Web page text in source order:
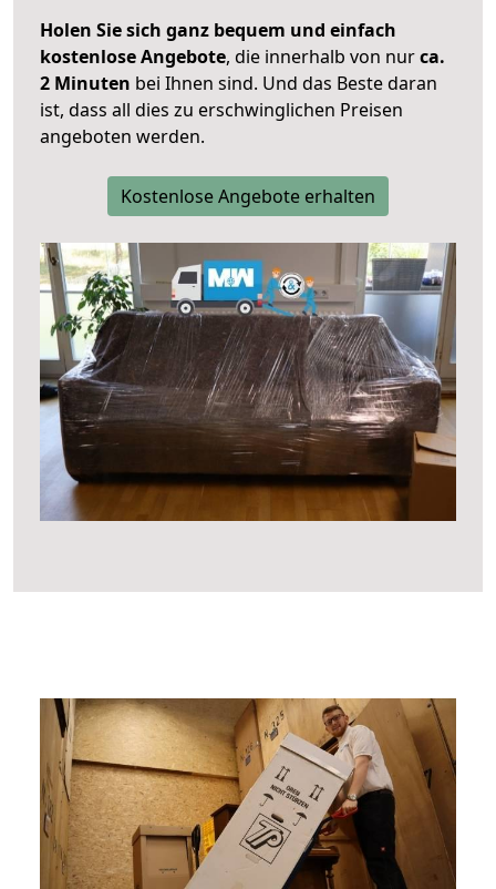
Holen Sie sich ganz bequem und einfach
kostenlose Angebote, die innerhalb von nurca.
2 Minuten bei Ihnen sind. Und das Beste daran
ist, dass all dies zu erschwinglichen Preisen
angeboten werden.
Kostenlose Angebote erhalten